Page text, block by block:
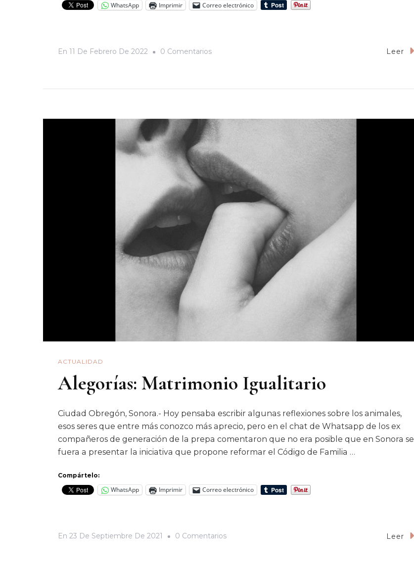
WhatsApp Imprimir Correo electrónico
En 11 De Febrero De 2022 0 ComentariosEn
Ombudsman
De
Sonora?
Pues
Éntrale
La
Convocatoria
Leer
ACTUALIDAD
Alegorías: Matrimonio Igualitario
Ciudad Obregón, Sonora.- Hoy pensaba escribir algunas reflexiones sobre los animales,
esos seres que entre más conozco más aprecio, pero en el chat de Whatsapp de los ex
compañeros de generación de la prepa comentaron que no era posible que en Sonora se
fuera a presentar la iniciativa que propone reformar el Código de Familia …
Compártelo:
WhatsApp Imprimir Correo electrónico
En 23 De Septiembre De 2021 0 ComentariosEn
Leer